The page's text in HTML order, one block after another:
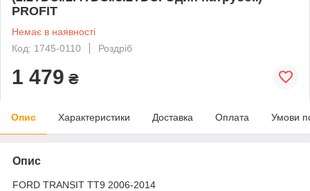
PROFIT
Немає в наявності
Код: 1745-0110
Роздріб
1 479 ₴
Опис Характеристики Доставка Оплата Умови
Опис
FORD TRANSIT TT9 2006-2014